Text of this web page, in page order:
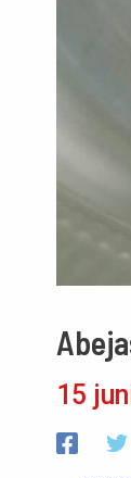
15